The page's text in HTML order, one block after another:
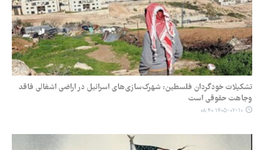
تشکیلات خودگردان فلسطین: شهرک‌سازی‌های اسرائیل در اراضی اشغالی فاقد
وجاهت حقوقی است
۱۴۰۵-۰۲-۱۰ ۰۸:۴۰